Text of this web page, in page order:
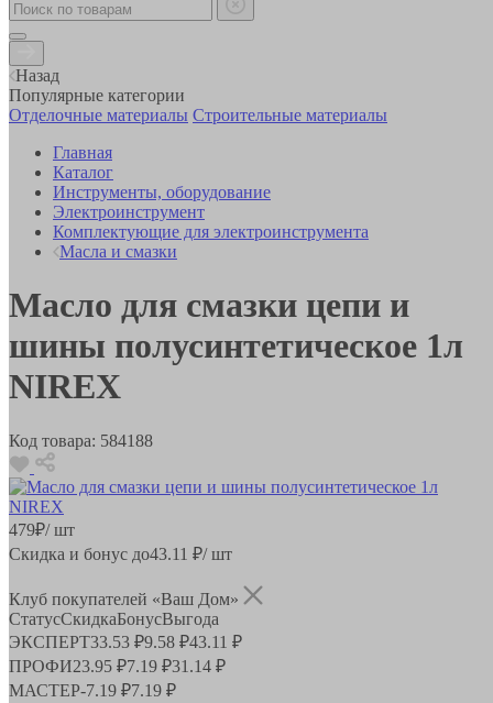
Назад
Популярные категории
Отделочные материалы Строительные материалы
Главная
Каталог
Инструменты, оборудование
Электроинструмент
Комплектующие для электроинструмента
Масла и смазки
Масло для смазки цепи и
шины полусинтетическое 1л
NIREX
Код товара: 584188
479₽/ шт
Скидка и бонус до43.11 ₽/ шт
Клуб покупателей «Ваш Дом»
СтатусСкидкаБонусВыгода
ЭКСПЕРТ33.53 ₽9.58 ₽43.11 ₽
ПРОФИ23.95 ₽7.19 ₽31.14 ₽
МАСТЕР-7.19 ₽7.19 ₽